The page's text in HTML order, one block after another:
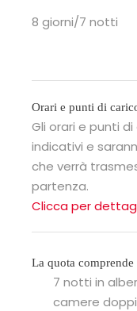
8 giorni/7 notti
Orari e punti di
Gli orari e punti
indicativi e
che verrà
partenza.
Clicca per
La quota comprende
7 notti in
camere